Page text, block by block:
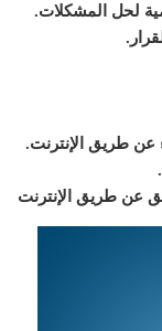
لحل المشكلات.
عن طريق الإنترنت.
عن طريق الإنترنت